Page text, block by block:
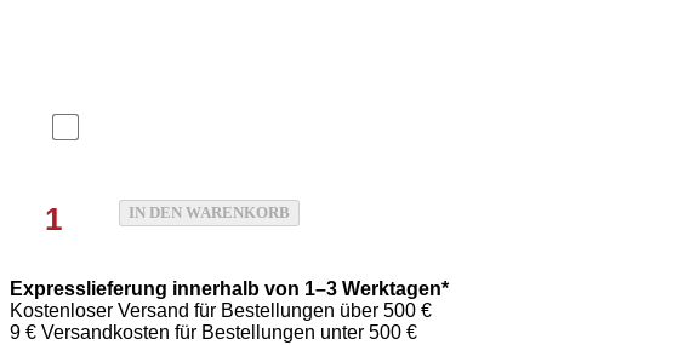
Paket
IN DEN WARENKORB
Expresslieferung innerhalb von 1–3 Werktagen*
Kostenloser Versand für Bestellungen über 500 €
9 € Versandkosten für Bestellungen unter 500 €